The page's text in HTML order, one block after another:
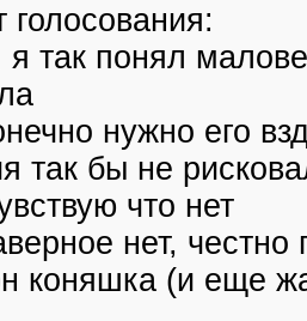
голосования:
я так понял
нужно его
так бы не
что нет
нет, честно
коняшка (и еще